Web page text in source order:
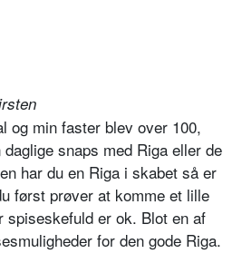
og min faster blev over 100,
snaps med Riga eller de
har du en Riga i skabet så er
først prøver at komme et lille
er ok. Blot en af
for den gode Riga.